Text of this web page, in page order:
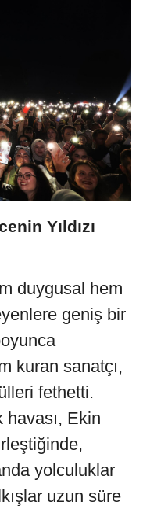
Yıldızı
duygusal hem
geniş bir
kuran sanatçı,
fethetti.
Ekin
yolculuklar
uzun süre